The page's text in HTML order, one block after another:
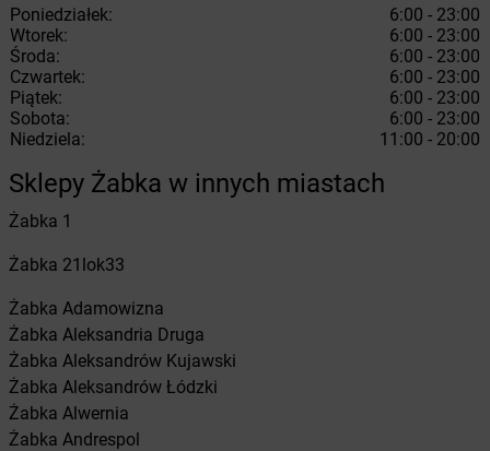
Poniedziałek:
6:00 - 23:00
Wtorek:
6:00 - 23:00
Środa:
6:00 - 23:00
Czwartek:
6:00 - 23:00
Piątek:
6:00 - 23:00
Sobota:
6:00 - 23:00
Niedziela:
11:00 - 20:00
Sklepy Żabka w innych miastach
Żabka 1
Żabka 21lok33
Żabka Adamowizna
Żabka Aleksandria Druga
Żabka Aleksandrów Kujawski
Żabka Aleksandrów Łódzki
Żabka Alwernia
Żabka Andrespol